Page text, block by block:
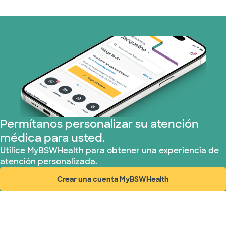
Permítanos personalizar su atención
médica para usted.
Utilice MyBSWHealth para obtener una experiencia de
atención personalizada.
Crear una cuenta MyBSWHealth
(abre en ventana nueva)